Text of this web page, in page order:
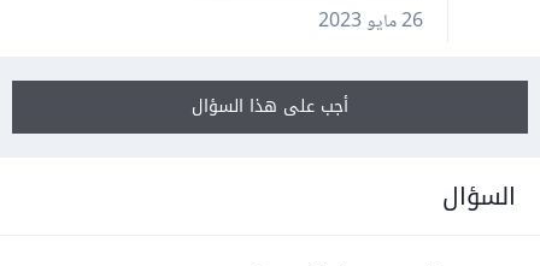
26 مايو 2023
أجب على هذا السؤال
السؤال